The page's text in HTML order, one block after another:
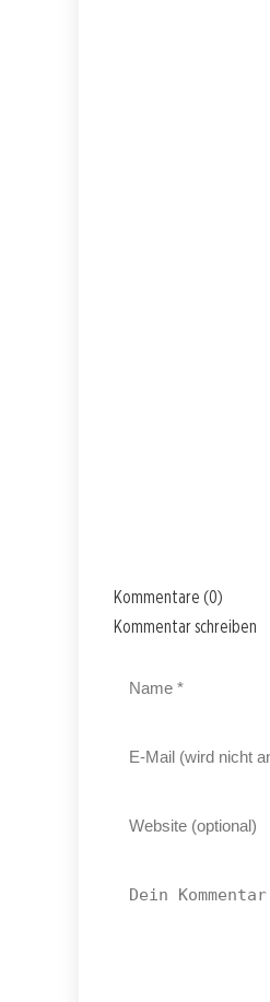
Kommentare (0)
Kommentar schreiben